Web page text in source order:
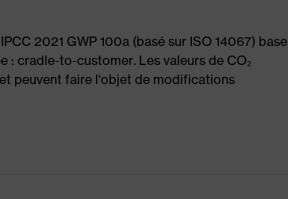
2021 GWP 100a (basé sur ISO 14067) base
: cradle-to-customer. Les valeurs de CO₂
peuvent faire l'objet de modifications